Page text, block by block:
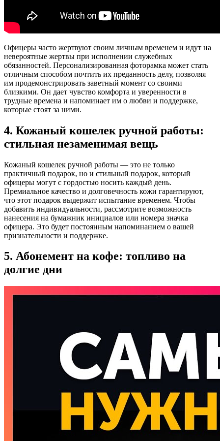
Офицеры часто жертвуют своим личным временем и идут на
невероятные жертвы при исполнении служебных
обязанностей. Персонализированная фоторамка может стать
отличным способом почтить их преданность делу, позволяя
им продемонстрировать заветный момент со своими
близкими. Он дает чувство комфорта и уверенности в
трудные времена и напоминает им о любви и поддержке,
которые стоят за ними.
4. Кожаный кошелек ручной работы:
стильная незаменимая вещь
Кожаный кошелек ручной работы — это не только
практичный подарок, но и стильный подарок, который
офицеры могут с гордостью носить каждый день.
Премиальное качество и долговечность кожи гарантируют,
что этот подарок выдержит испытание временем. Чтобы
добавить индивидуальности, рассмотрите возможность
нанесения на бумажник инициалов или номера значка
офицера. Это будет постоянным напоминанием о вашей
признательности и поддержке.
5. Абонемент на кофе: топливо на
долгие дни